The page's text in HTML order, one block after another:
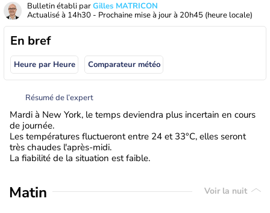
Bulletin établi parGilles MATRICON
Actualisé à 14h30 - Prochaine mise à jour à 20h45 (heure locale)
En bref
Heure par Heure Comparateur météo
Résumé de l’expert
Mardi à New York, le temps deviendra plus incertain en cours
de journée.
Les températures fluctueront entre 24 et 33°C, elles seront
très chaudes l'après-midi.
La fiabilité de la situation est faible.
Matin Voir la nuit